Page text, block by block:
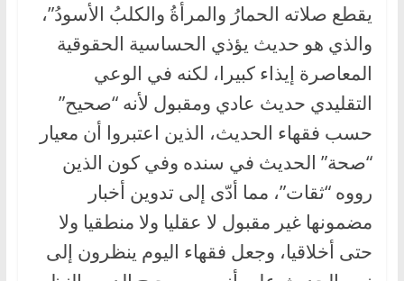
يقطع صلاته الحمارُ والمرأةُ والكلبُ الأسودُ”،
والذي هو حديث يؤذي الحساسية الحقوقية
المعاصرة إيذاء كبيرا، لكنه في الوعي
التقليدي حديث عادي ومقبول لأنه “صحيح”
حسب فقهاء الحديث، الذين اعتبروا أن معيار
“صحة” الحديث في سنده وفي كون الذين
رووه “ثقات”، مما أدّى إلى تدوين أخبار
مضمونها غير مقبول لا عقليا ولا منطقيا ولا
حتى أخلاقيا، وجعل فقهاء اليوم ينظرون إلى